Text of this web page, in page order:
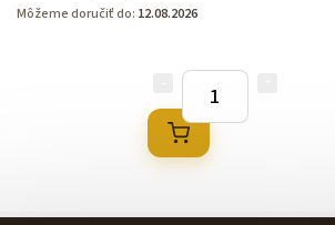
Môžeme doručiť do: 12.08.2026